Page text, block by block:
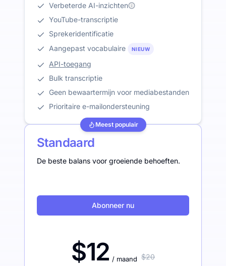
Verbeterde AI-inzichten
YouTube-transcriptie
Sprekeridentificatie
Aangepast vocabulaire
NIEUW
API-toegang
Bulk transcriptie
Geen bewaartermijn voor mediabestanden
Prioritaire e-mailondersteuning
Meest populair
Standaard
De beste balans voor groeiende behoeften.
Abonneer nu
$12 / maand $20